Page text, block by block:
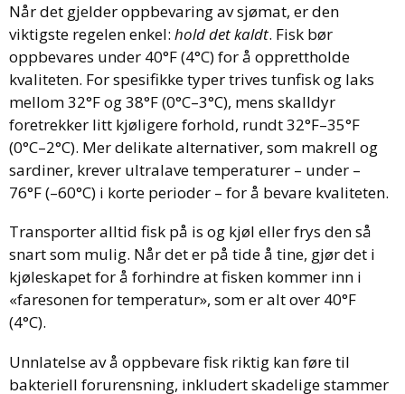
Når det gjelder oppbevaring av sjømat, er den
viktigste regelen enkel: hold det kaldt. Fisk bør
oppbevares under 40°F (4°C) for å opprettholde
kvaliteten. For spesifikke typer trives tunfisk og laks
mellom 32°F og 38°F (0°C–3°C), mens skalldyr
foretrekker litt kjøligere forhold, rundt 32°F–35°F
(0°C–2°C). Mer delikate alternativer, som makrell og
sardiner, krever ultralave temperaturer – under –
76°F (–60°C) i korte perioder – for å bevare kvaliteten.
Transporter alltid fisk på is og kjøl eller frys den så
snart som mulig. Når det er på tide å tine, gjør det i
kjøleskapet for å forhindre at fisken kommer inn i
«faresonen for temperatur», som er alt over 40°F
(4°C).
Unnlatelse av å oppbevare fisk riktig kan føre til
bakteriell forurensning, inkludert skadelige stammer